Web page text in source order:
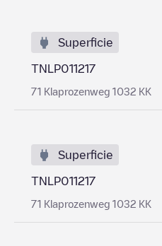
Superficie
TNLP011217
71 Klaprozenweg 1032 KK
Superficie
TNLP011217
71 Klaprozenweg 1032 KK